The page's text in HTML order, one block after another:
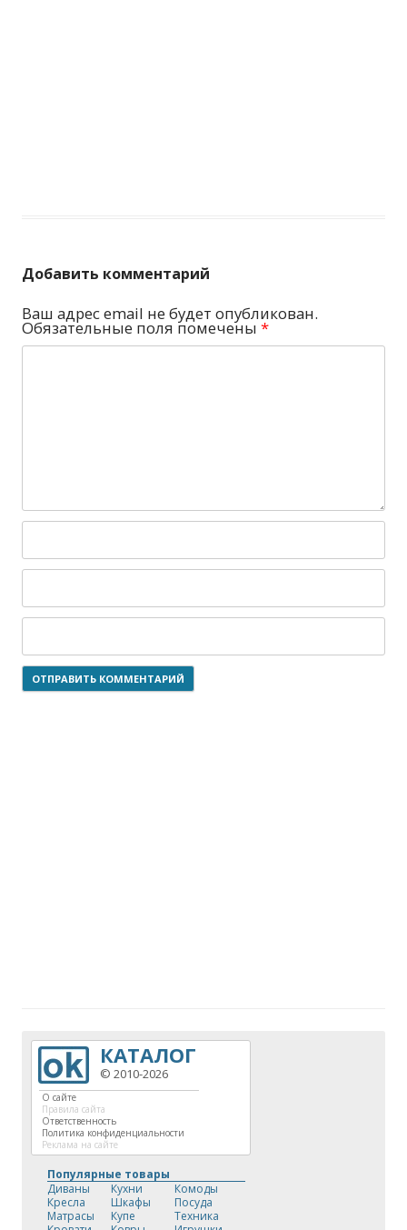
Добавить комментарий
Ваш адрес email не будет опубликован.
Обязательные поля помечены *
КАТАЛОГ
© 2010-2026
О сайте
Правила сайта
Ответственность
Политика конфиденциальности
Реклама на сайте
Популярные товары
Диваны
Кресла
Матрасы
Кухни
Шкафы
Купе
Комоды
Посуда
Техника